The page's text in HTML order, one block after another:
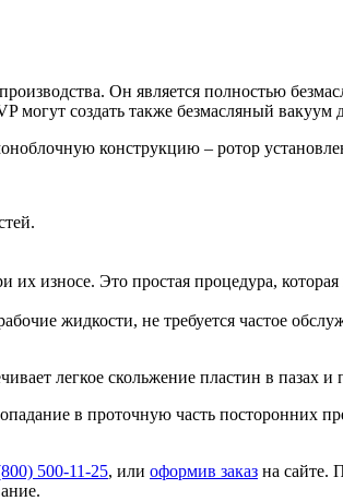
Он является полностью
могут создать также безмасляный вакуум
конструкцию – ротор
износе. Это простая процедура,
жидкости, не требуется частое
легкое скольжение пластин в пазах и
в проточную часть посторонних
500-11-25, или оформив заказ на сайте.